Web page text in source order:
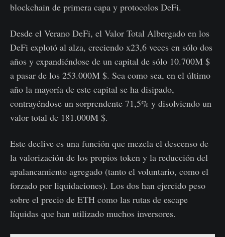
blockchain de primera capa y protocolos DeFi.
Desde el Verano DeFi, el Valor Total Albergado en los
DeFi explotó al alza, creciendo x23,6 veces en sólo dos
años y expandiéndose de un capital de sólo 10.700M $
a pasar de los 253.000M $. Sea como sea, en el último
año la mayoría de este capital se ha disipado,
contrayéndose un sorprendente 71,5% y disolviendo un
valor total de 181.000M $.
Este declive es una función que mezcla el descenso de
la valorización de los propios token y la reducción del
apalancamiento agregado (tanto el voluntario, como el
forzado por liquidaciones). Los dos han ejercido peso
sobre el precio de ETH como las rutas de escape
líquidas que han utilizado muchos inversores.